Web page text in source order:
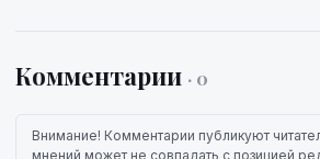
Комментарии · 0
Внимание! Комментарии публикуют
мнений может не совпадать с позицией